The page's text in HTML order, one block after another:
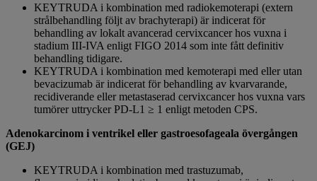
KEYTRUDA i kombination med radiokemoterapi (extern
strålbehandling följt av brachyterapi) är indicerat för
behandling av lokalt avancerad cervixcancer hos vuxna i
stadium III-IVA enligt FIGO 2014 som inte fått definitiv
behandling tidigare.
KEYTRUDA i kombination med kemoterapi med eller utan
bevacizumab är indicerat för behandling av kvarvarande,
recidiverande eller metastaserad cervixcancer hos vuxna vars
tumörer uttrycker PD-L1 ≥ 1 enligt metoden CPS.
Adenokarcinom i ventrikel eller gastroesofageala övergången
(GEJ)
KEYTRUDA i kombination med trastuzumab,